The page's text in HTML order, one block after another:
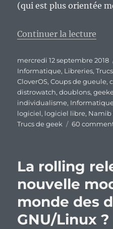
(qui est plus orientée
Continuer la lecture
Publié
le
mercredi 12 septembre 2018
Informatique, Libreries,
CloverOS,Coups de gueule,
distrowatch,doublons,
individualisme,
logiciel, logiciel libre, Namib
Trucs de geek
60
La rolling
nouvelle
monde des
GNU/Linux ?